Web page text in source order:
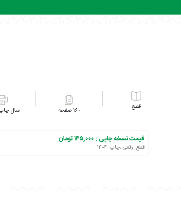
۱۶۰
قیمت نسخه چاپی : ۱۴۵,۰۰۰ تومان
قطع :رقعی ،چاپ: ۱۴۰۴